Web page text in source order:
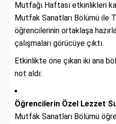
Mutfağı Haftası etkinlikleri
Mutfak Sanatları Bölümü ile
öğrencilerinin ortaklaşa
çalışmaları görücüye çıktı.
Etkinlikte öne çıkan iki ana
not aldı:
Öğrencilerin Özel Lezzet
Mutfak Sanatları Bölümü